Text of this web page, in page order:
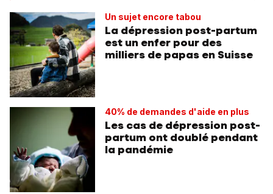
Un sujet encore tabou
La dépression post-partum
est un enfer pour des
milliers de papas en Suisse
40% de demandes d'aide en plus
Les cas de dépression post-
partum ont doublé pendant
la pandémie